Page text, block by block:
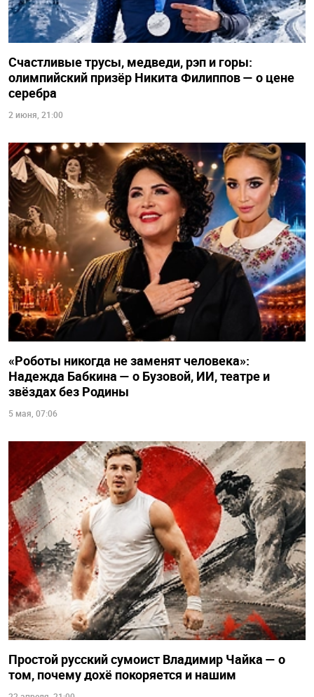
Счастливые трусы, медведи, рэп и горы:
олимпийский призёр Никита Филиппов — о цене
серебра
2 июня, 21:00
«Роботы никогда не заменят человека»:
Надежда Бабкина — о Бузовой, ИИ, театре и
звёздах без Родины
5 мая, 07:06
Простой русский сумоист Владимир Чайка — о
том, почему дохё покоряется и нашим